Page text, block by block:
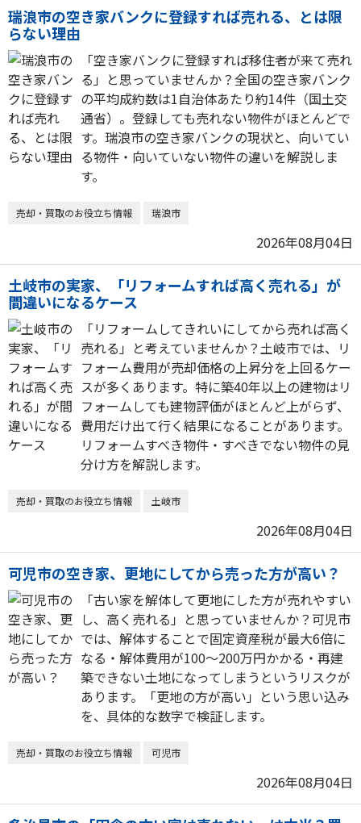
瑞浪市の空き家バンクに登録すれば売れる、とは限
らない理由
「空き家バンクに登録すれば移住者が来て売れ
る」と思っていませんか？全国の空き家バンク
の平均成約数は1自治体あたり約14件（国土交
通省）。登録しても売れない物件がほとんどで
す。瑞浪市の空き家バンクの現状と、向いてい
る物件・向いていない物件の違いを解説しま
す。
売却・買取のお役立ち情報 瑞浪市
2026年08月04日
土岐市の実家、「リフォームすれば高く売れる」が
間違いになるケース
「リフォームしてきれいにしてから売れば高く
売れる」と考えていませんか？土岐市では、リ
フォーム費用が売却価格の上昇分を上回るケー
スが多くあります。特に築40年以上の建物はリ
フォームしても建物評価がほとんど上がらず、
費用だけ出て行く結果になることがあります。
リフォームすべき物件・すべきでない物件の見
分け方を解説します。
売却・買取のお役立ち情報 土岐市
2026年08月04日
可児市の空き家、更地にしてから売った方が高い？
「古い家を解体して更地にした方が売れやすい
し、高く売れる」と思っていませんか？可児市
では、解体することで固定資産税が最大6倍に
なる・解体費用が100〜200万円かかる・再建
築できない土地になってしまうというリスクが
あります。「更地の方が高い」という思い込み
を、具体的な数字で検証します。
売却・買取のお役立ち情報 可児市
2026年08月04日